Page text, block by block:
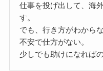
仕事を投げ出して、海
す。
でも、行き方がわからな
不安で仕方がない。
少しでも助けになれば